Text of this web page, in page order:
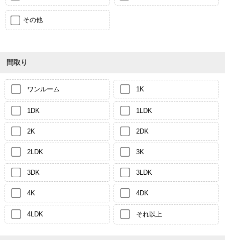
その他
間取り
ワンルーム 1K
1DK 1LDK
2K 2DK
2LDK 3K
3DK 3LDK
4K 4DK
4LDK それ以上